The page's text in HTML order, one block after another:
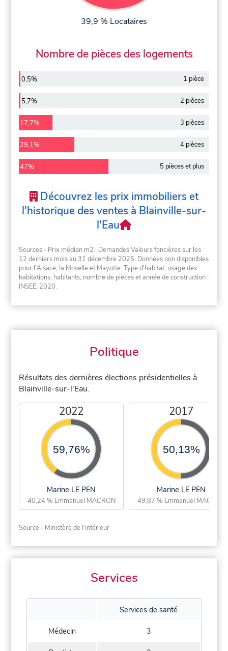
39,9 % Locataires
Nombre de pièces des logements
0,5% 1 pièce
5,7% 2 pièces
17,7% 3 pièces
29,1% 4 pièces
47% 5 pièces et plus
Découvrez les prix immobiliers et
l'historique des ventes à Blainville-sur-
l'Eau
Sources - Prix médian m2 : Demandes Valeurs foncières sur les
12 derniers mois au 31 décembre 2025. Données non disponibles
pour l'Alsace, la Moselle et Mayotte. Type d'habitat, usage des
habitations, habitants, nombre de pièces et année de construction :
INSEE, 2020.
Politique
Résultats des dernières élections présidentielles à
Blainville-sur-l'Eau.
2022
59,76%
Marine LE PEN
40,24 % Emmanuel MACRON
2017
50,13%
Marine LE PEN
49,87 % Emmanuel MACRON
Source - Ministère de l'intérieur
Services
Services de santé
Médecin 3